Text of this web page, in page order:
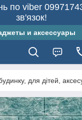
по viber
зв'язок!
и аксессуары
для дітей,